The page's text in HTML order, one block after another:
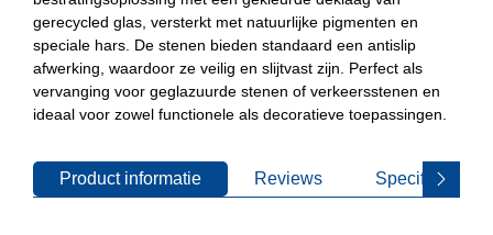
aantal
gerecycled glas, versterkt met natuurlijke pigmenten en
speciale hars. De stenen bieden standaard een antislip
afwerking, waardoor ze veilig en slijtvast zijn. Perfect als
vervanging voor geglazuurde stenen of verkeersstenen en
ideaal voor zowel functionele als decoratieve toepassingen.
Product informatie Reviews Specificaties